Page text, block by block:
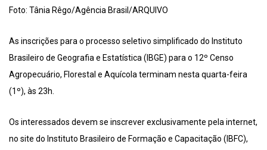
Foto: Tânia Rêgo/Agência Brasil/ARQUIVO
As inscrições para o processo seletivo simplificado do Instituto
Brasileiro de Geografia e Estatística (IBGE) para o 12º Censo
Agropecuário, Florestal e Aquícola terminam nesta quarta-feira
(1º), às 23h.
Os interessados devem se inscrever exclusivamente pela internet,
no site do Instituto Brasileiro de Formação e Capacitação (IBFC),